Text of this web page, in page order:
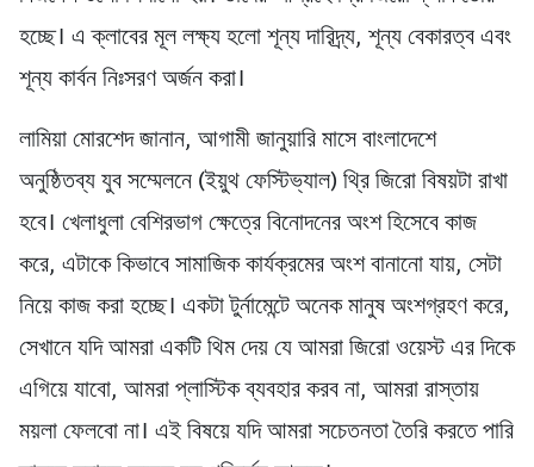
হচ্ছে। এ ক্লাবের মূল লক্ষ্য হলো শূন্য দারিদ্র্য, শূন্য বেকারত্ব এবং
শূন্য কার্বন নিঃসরণ অর্জন করা।
লামিয়া মোরশেদ জানান, আগামী জানুয়ারি মাসে বাংলাদেশে
অনুষ্ঠিতব্য যুব সম্মেলনে (ইয়ুথ ফেস্টিভ্যাল) থ্রি জিরো বিষয়টা রাখা
হবে। খেলাধুলা বেশিরভাগ ক্ষেত্রে বিনোদনের অংশ হিসেবে কাজ
করে, এটাকে কিভাবে সামাজিক কার্যক্রমের অংশ বানানো যায়, সেটা
নিয়ে কাজ করা হচ্ছে। একটা টুর্নামেন্টে অনেক মানুষ অংশগ্রহণ করে,
সেখানে যদি আমরা একটি থিম দেয় যে আমরা জিরো ওয়েস্ট এর দিকে
এগিয়ে যাবো, আমরা প্লাস্টিক ব্যবহার করব না, আমরা রাস্তায়
ময়লা ফেলবো না। এই বিষয়ে যদি আমরা সচেতনতা তৈরি করতে পারি